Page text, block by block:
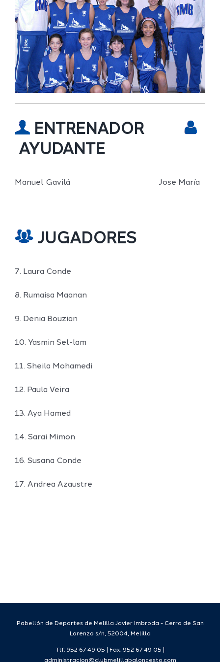
ENTRENADOR
AYUDANTE
Manuel Gavilá Jose María
JUGADORES
7. Laura Conde
8. Rumaisa Maanan
9. Denia Bouzian
10. Yasmin Sel-lam
11. Sheila Mohamedi
12. Paula Veira
13. Aya Hamed
14. Sarai Mimon
16. Susana Conde
17. Andrea Azaustre
Pabellón de Deportes de Melilla Javier Imbroda - Cerro de San
Lorenzo s/n, 52004, Melilla
Tlf: 952 67 49 05 | Fax: 952 67 49 05 |
administracion@clubmelillabaloncesto.com